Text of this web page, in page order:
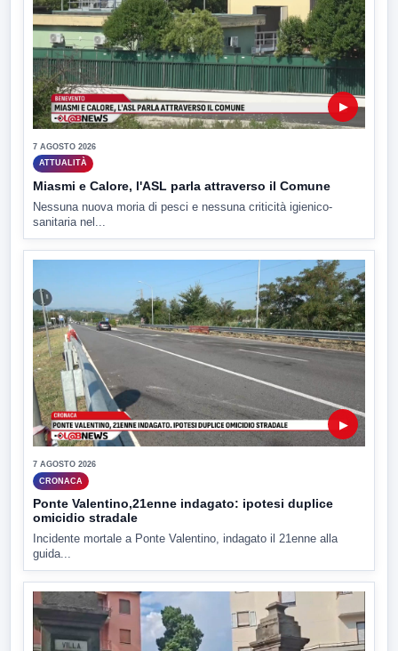
▶
7 AGOSTO 2026
ATTUALITÀ
Miasmi e Calore, l'ASL parla attraverso il Comune
Nessuna nuova moria di pesci e nessuna criticità igienico-
sanitaria nel...
▶
7 AGOSTO 2026
CRONACA
Ponte Valentino,21enne indagato: ipotesi duplice
omicidio stradale
Incidente mortale a Ponte Valentino, indagato il 21enne alla
guida...